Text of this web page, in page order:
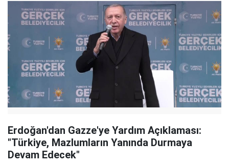
Erdoğan'dan Gazze'ye Yardım Açıklaması:
"Türkiye, Mazlumların Yanında Durmaya
Devam Edecek"